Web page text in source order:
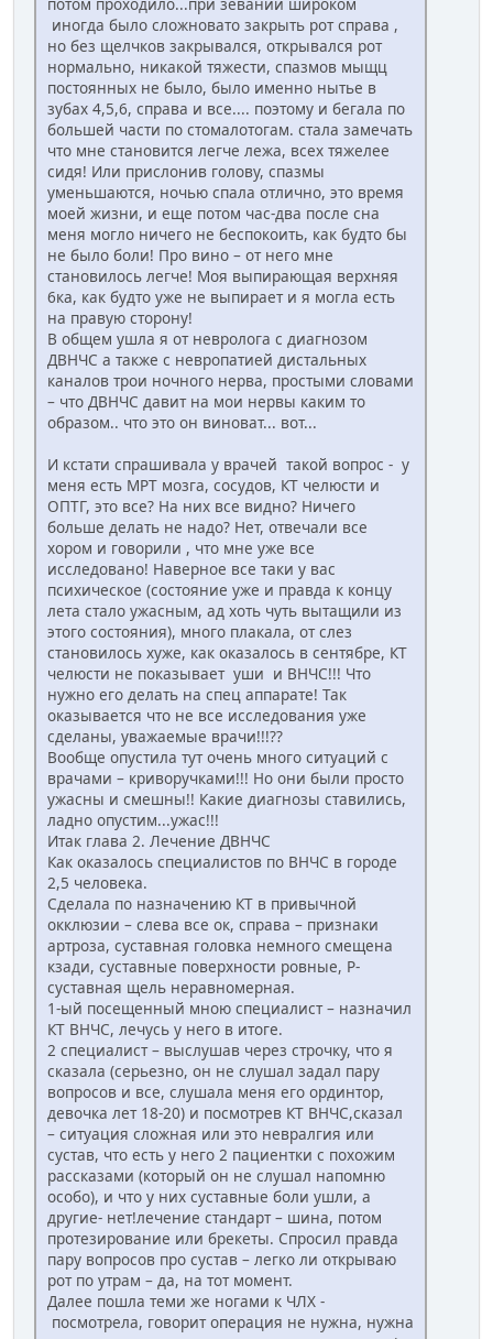
иногда было сложновато закрыть рот справа ,
но без щелчков закрывался, открывался рот
нормально, никакой тяжести, спазмов мыщц
постоянных не было, было именно нытье в
зубах 4,5,6, справа и все.... поэтому и бегала по
большей части по стомалотогам. стала замечать
что мне становится легче лежа, всех тяжелее
сидя! Или прислонив голову, спазмы
уменьшаются, ночью спала отлично, это время
моей жизни, и еще потом час-два после сна
меня могло ничего не беспокоить, как будто бы
не было боли! Про вино – от него мне
становилось легче! Моя выпирающая верхняя
6ка, как будто уже не выпирает и я могла есть
на правую сторону!
В общем ушла я от невролога с диагнозом
ДВНЧС а также с невропатией дистальных
каналов трои ночного нерва, простыми словами
– что ДВНЧС давит на мои нервы каким то
образом.. что это он виноват... вот...
И кстати спрашивала у врачей такой вопрос - у
меня есть МРТ мозга, сосудов, КТ челюсти и
ОПТГ, это все? На них все видно? Ничего
больше делать не надо? Нет, отвечали все
хором и говорили , что мне уже все
исследовано! Наверное все таки у вас
психическое (состояние уже и правда к концу
лета стало ужасным, ад хоть чуть вытащили из
этого состояния), много плакала, от слез
становилось хуже, как оказалось в сентябре, КТ
челюсти не показывает уши и ВНЧС!!! Что
нужно его делать на спец аппарате! Так
оказывается что не все исследования уже
сделаны, уважаемые врачи!!!??
Вообще опустила тут очень много ситуаций с
врачами – криворучками!!! Но они были просто
ужасны и смешны!! Какие диагнозы ставились,
ладно опустим...ужас!!!
Итак глава 2. Лечение ДВНЧС
Как оказалось специалистов по ВНЧС в городе
2,5 человека.
Сделала по назначению КТ в привычной
окклюзии – слева все ок, справа – признаки
артроза, суставная головка немного смещена
кзади, суставные поверхности ровные, Р-
суставная щель неравномерная.
1-ый посещенный мною специалист – назначил
КТ ВНЧС, лечусь у него в итоге.
2 специалист – выслушав через строчку, что я
сказала (серьезно, он не слушал задал пару
вопросов и все, слушала меня его ординтор,
девочка лет 18-20) и посмотрев КТ ВНЧС,сказал
– ситуация сложная или это невралгия или
сустав, что есть у него 2 пациентки с похожим
рассказами (который он не слушал напомню
особо), и что у них суставные боли ушли, а
другие- нет!лечение стандарт – шина, потом
протезирование или брекеты. Спросил правда
пару вопросов про сустав – легко ли открываю
рот по утрам – да, на тот момент.
Далее пошла теми же ногами к ЧЛХ -
посмотрела, говорит операция не нужна, нужна